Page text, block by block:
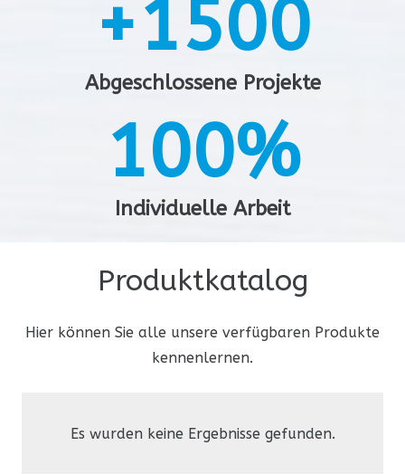
7
8
9
4
5
6
7
8
9
3
4
5
6
7
8
2
3
4
5
6
7
2
3
4
5
6
7
+1
2
3
4
5
6
5
6
7
8
9
0
1
2
3
4
5
0
1
2
3
4
Abgeschlossene Projekte
1
2
3
5
0
1
2
3
4
0
1
2
3
4
%
Individuelle Arbeit
Produktkatalog
Hier können Sie alle unsere verfügbaren Produkte
kennenlernen.
Es wurden keine Ergebnisse gefunden.